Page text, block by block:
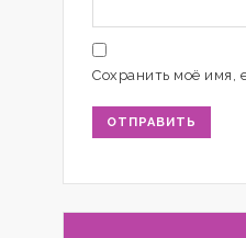
Сохранить моё имя,